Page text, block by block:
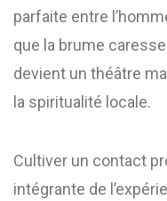
parfaite entre
que la brume
devient un théâtre
la spiritualité locale.
Cultiver un contact
intégrante de